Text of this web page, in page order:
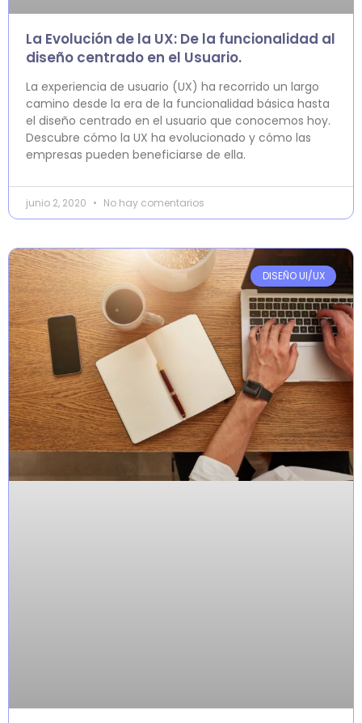
La Evolución de la UX: De la funcionalidad al
diseño centrado en el Usuario.
La experiencia de usuario (UX) ha recorrido un largo
camino desde la era de la funcionalidad básica hasta
el diseño centrado en el usuario que conocemos hoy.
Descubre cómo la UX ha evolucionado y cómo las
empresas pueden beneficiarse de ella.
junio 2, 2020 No hay comentarios
DISEÑO UI/UX